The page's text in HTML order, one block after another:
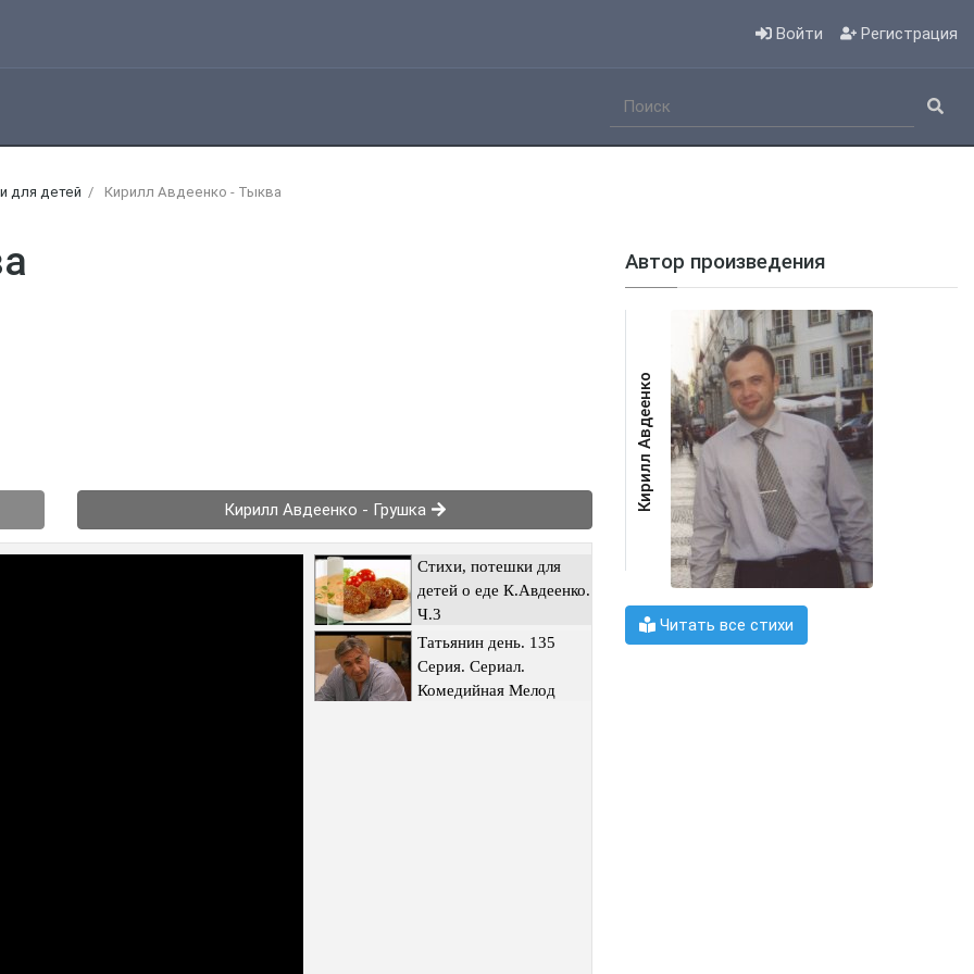
Войти Регистрация
для детей Кирилл Авдеенко - Тыква
Кирилл Авдеенко - Грушка
Стихи, потешки для
детей о еде К.Авдеенко.
Ч.3
Татьянин день. 135
Серия. Сериал.
Комедийная Мелод
Автор произведения
Кирилл Авдеенко
Читать все стихи